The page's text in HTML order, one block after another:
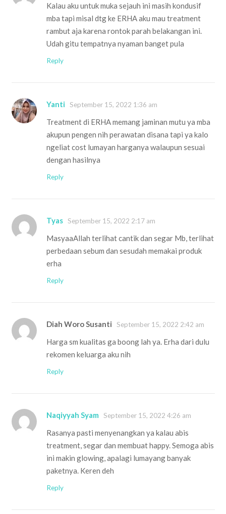
Kalau aku untuk muka sejauh ini masih kondusif
mba tapi misal dtg ke ERHA aku mau treatment
rambut aja karena rontok parah belakangan ini.
Udah gitu tempatnya nyaman banget pula
Reply
Yanti September 15, 2022 1:36 am
Treatment di ERHA memang jaminan mutu ya mba
akupun pengen nih perawatan disana tapi ya kalo
ngeliat cost lumayan harganya walaupun sesuai
dengan hasilnya
Reply
Tyas September 15, 2022 2:17 am
MasyaaAllah terlihat cantik dan segar Mb, terlihat
perbedaan sebum dan sesudah memakai produk
erha
Reply
Diah Woro Susanti September 15, 2022 2:42 am
Harga sm kualitas ga boong lah ya. Erha dari dulu
rekomen keluarga aku nih
Reply
Naqiyyah Syam September 15, 2022 4:26 am
Rasanya pasti menyenangkan ya kalau abis
treatment, segar dan membuat happy. Semoga abis
ini makin glowing, apalagi lumayang banyak
paketnya. Keren deh
Reply